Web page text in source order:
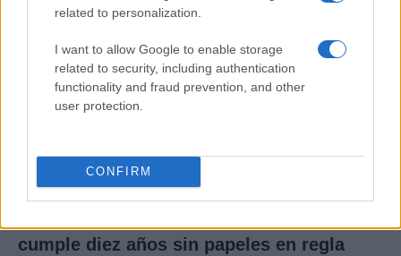
related to personalization.
I want to allow Google to enable storage
related to security, including authentication
functionality and fraud prevention, and other
user protection.
CONFIRM
AUTOMOVIL
cumple diez años sin papeles en regla